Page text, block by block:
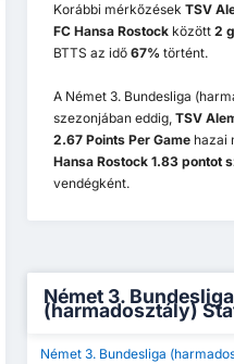
Korábbi mérkőzések TSV
FC Hansa Rostockközött 2
BTTS az idő 67% történt.
A Német 3. Bundesliga
szezonjában eddig, TSV
2.67 Points Per Gamehazai
Hansa Rostock 1.83 pontot
vendégként.
Német 3. Bundesliga
(harmadosztály)
Német 3. Bundesliga